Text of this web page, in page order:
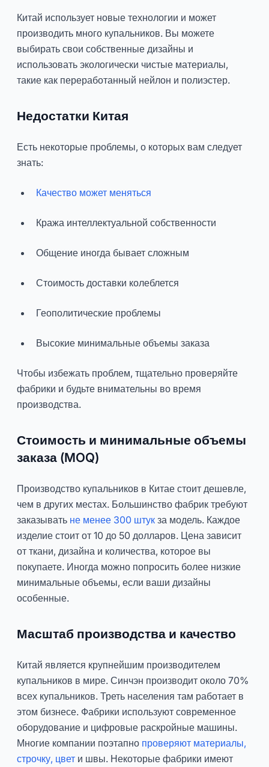
Китай использует новые технологии и может
производить много купальников. Вы можете
выбирать свои собственные дизайны и
использовать экологически чистые материалы,
такие как переработанный нейлон и полиэстер.
Недостатки Китая
Есть некоторые проблемы, о которых вам следует
знать:
Качество может меняться
Кража интеллектуальной собственности
Общение иногда бывает сложным
Стоимость доставки колеблется
Геополитические проблемы
Высокие минимальные объемы заказа
Чтобы избежать проблем, тщательно проверяйте
фабрики и будьте внимательны во время
производства.
Стоимость и минимальные объемы
заказа (MOQ)
Производство купальников в Китае стоит дешевле,
чем в других местах. Большинство фабрик требуют
заказывать не менее 300 штук за модель. Каждое
изделие стоит от 10 до 50 долларов. Цена зависит
от ткани, дизайна и количества, которое вы
покупаете. Иногда можно попросить более низкие
минимальные объемы, если ваши дизайны
особенные.
Масштаб производства и качество
Китай является крупнейшим производителем
купальников в мире. Синчэн производит около 70%
всех купальников. Треть населения там работает в
этом бизнесе. Фабрики используют современное
оборудование и цифровые раскройные машины.
Многие компании поэтапно проверяют материалы,
строчку, цвет и швы. Некоторые фабрики имеют